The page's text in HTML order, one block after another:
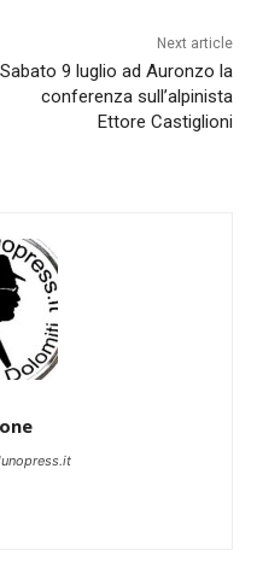
Next article
Sabato 9 luglio ad Auronzo la
conferenza sull’alpinista
Ettore Castiglioni